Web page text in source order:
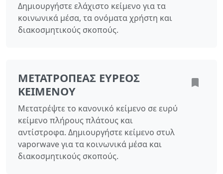
Δημιουργήστε ελάχιστο κείμενο για τα
κοινωνικά μέσα, τα ονόματα χρήστη και
διακοσμητικούς σκοπούς.
ΜΕΤΑΤΡΟΠΈΑΣ ΕΥΡΈΟΣ
ΚΕΙΜΈΝΟΥ
Μετατρέψτε το κανονικό κείμενο σε ευρύ
κείμενο πλήρους πλάτους και
αντίστροφα. Δημιουργήστε κείμενο στυλ
vaporwave για τα κοινωνικά μέσα και
διακοσμητικούς σκοπούς.